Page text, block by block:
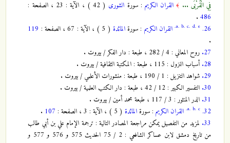
فِي الْقُرْبَى ... ﴾ القران الكريم: سورة الشورى( 42 ) ، الآية : 23 ، الصفحة :
486
.
26.
a. b. c. d. e. القران الكريم : سورةالمائدة ( 5 ) ، الآية : 67 ، الصفحة :
119
.
27. روح المعاني : 4 / 282 ، طبعة : دار الفكر / بيروت .
28. أسباب النزول : 115 ، طبعة : المكتبة الثقافية / بيروت .
29. شواهد التنزيل : 1 / 190 ، طبعة : منشورات الأعلمي / بيروت .
30. التفسير الكبير : 12 / 42 ، طبعة : دار الكتب العلمية / بيروت .
31. الدر المنثور : 3 / 117 ، طبعة محمد أمين / بيروت .
32.
a. b. c. القران الكريم : سورةالمائدة ( 5 ) ، الآية : 3 ، الصفحة : 107
.
33. لمزيد من التفصيل يمكن مراجعة المصادر التالية : ترجمة الإمام علي بن أبي طالب
من تاريخ دمشق لابن عساكر الشافعي : 2 / 75 الحديث 575 و 576 و 577 و